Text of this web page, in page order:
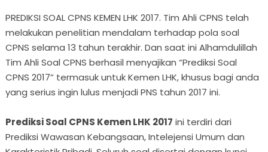
PREDIKSI SOAL CPNS KEMEN LHK 2017. Tim Ahli CPNS telah
melakukan penelitian mendalam terhadap pola soal
CPNS selama 13 tahun terakhir. Dan saat ini Alhamdulillah
Tim Ahli Soal CPNS berhasil menyajikan “Prediksi Soal
CPNS 2017” termasuk untuk Kemen LHK, khusus bagi anda
yang serius ingin lulus menjadi PNS tahun 2017 ini.
Prediksi Soal CPNS Kemen LHK 2017 ini terdiri dari
Prediksi Wawasan Kebangsaan, Intelejensi Umum dan